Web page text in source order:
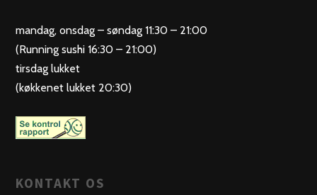
mandag, onsdag – søndag 11:30 – 21:00
(Running sushi 16:30 – 21:00)
tirsdag lukket
(køkkenet lukket 20:30)
KONTAKT OS